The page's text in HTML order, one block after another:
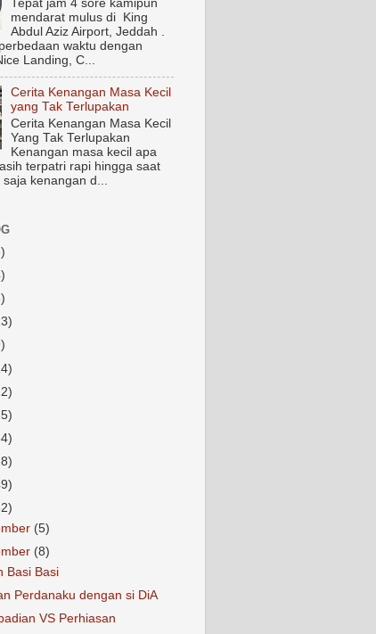
Tepat jam 4 sore kamipun
mendarat mulus di King
Abdul Aziz Airport, Jeddah .
waktu dengan
Landing, C...
Cerita Kenangan Masa Kecil
yang Tak Terlupakan
Cerita Kenangan Masa Kecil
Yang Tak Terlupakan
Kenangan masa kecil apa
terpatri rapi hingga saat
kenangan d...
(5)
(8)
Basi Basi
Perdanaku dengan si DiA
VS Perhiasan